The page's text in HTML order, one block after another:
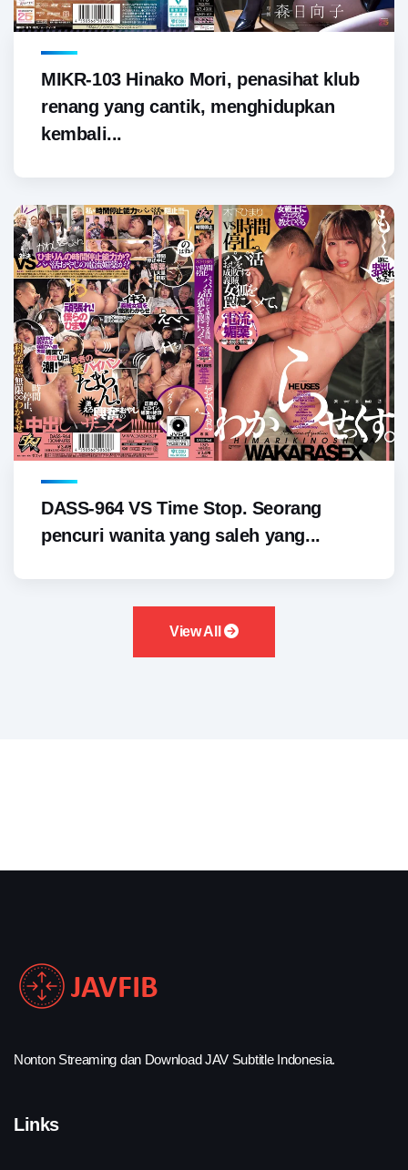
MIKR-103 Hinako Mori, penasihat klub
renang yang cantik, menghidupkan
kembali...
DASS-964 VS Time Stop. Seorang
pencuri wanita yang saleh yang...
View All
Nonton Streaming dan Download JAV Subtitle Indonesia.
Links